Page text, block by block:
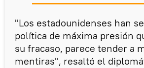
"Los estadounidenses han
política de máxima presión
su fracaso, parece tender a
mentiras", resaltó el